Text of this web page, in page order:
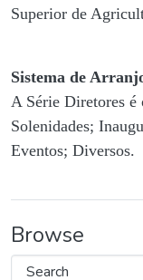
Superior de
Sistema de
A Série Diretores é
Solenidades;
Eventos; Diversos.
Browse